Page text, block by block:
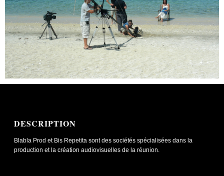
DESCRIPTION
Blabla Prod et Bis Repetita sont des sociétés spécialisées dans la
production et la création audiovisuelles de la réunion.